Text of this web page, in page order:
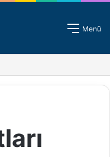
Menü